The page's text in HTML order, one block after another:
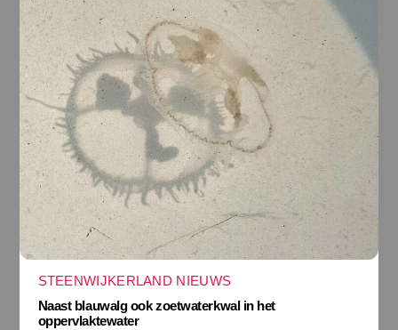
STEENWIJKERLAND NIEUWS
Naast blauwalg ook zoetwaterkwal in het
oppervlaktewater